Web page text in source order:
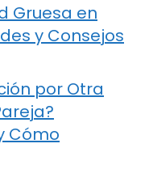
Gruesa en
y Consejos
por Otra
Cómo